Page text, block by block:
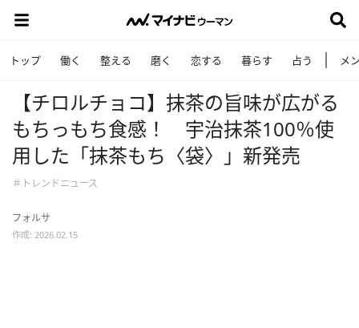
トップ 働く 整える 磨く 恋する 暮らす 占う メ
【チロルチョコ】抹茶の旨味が広がる
もちっもち食感！ 宇治抹茶100％使
用した「抹茶もち〈袋〉」新発売
＃トレンドニュース
フォルサ
作成: 2026.02.15